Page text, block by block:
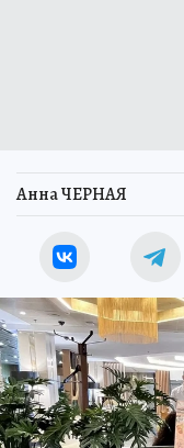
Анна ЧЕРНАЯ